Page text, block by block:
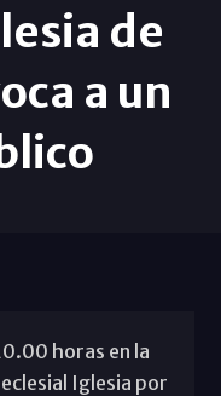
de
a un
horas en la
Iglesia por